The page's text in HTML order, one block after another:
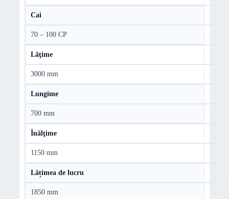
Cai
70 – 100 CP
Lăţime
3000 mm
Lungime
700 mm
Înălţime
1150 mm
Lățimea de lucru
1850 mm